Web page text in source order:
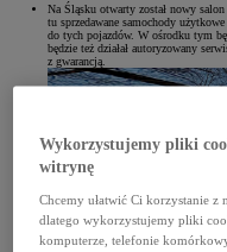
Na Śląsku otwarty został nowy
tu sprzedawane samochody
do tych pojazdów. W ośrodku tym
będzie też działał autoryzowany
z gwarancją.
Wykorzystujemy pliki
witrynę
Chcemy ułatwić Ci korzystanie z
dlatego wykorzystujemy pliki
komputerze, telefonie